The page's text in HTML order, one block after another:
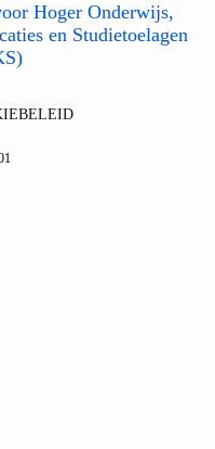
Hoger Onderwijs,
en Studietoelagen